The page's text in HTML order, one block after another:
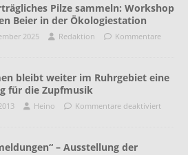
Pilze sammeln: Workshop
Beier in der Ökologiestation
2025 Redaktion
Kommentare
bleibt weiter im Ruhrgebiet eine
für die Zupfmusik
Heino Kommentare deaktiviert
– Ausstellung der